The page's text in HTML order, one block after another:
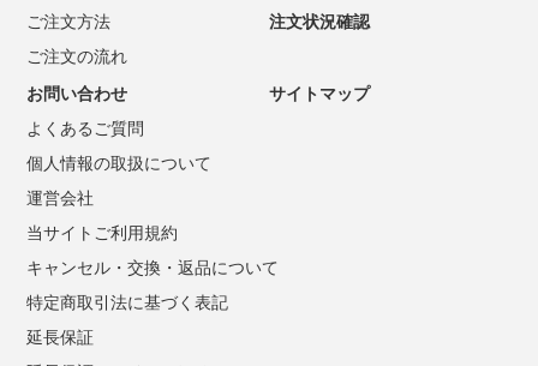
ご注文方法
ご注文の流れ
注文状況確認
お問い合わせ
よくあるご質問
個人情報の取扱について
サイトマップ
運営会社
当サイトご利用規約
キャンセル・交換・返品について
特定商取引法に基づく表記
延長保証